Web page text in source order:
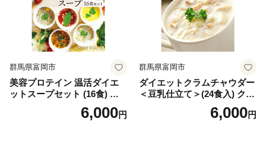
群馬県富岡市
美容プロテイン 温活ダイエ
ットスープセット (16食) 小
分け スープ 食べ比べ セット
詰合せ クラムチャウダー チ
6,000円
群馬県富岡市
ダイエットクラムチャウダー
＜豆乳仕立て＞(24食入) クラ
ムチャウダー 豆乳 ダイエッ
ト スープ プロテイン たんぱ
6,000円